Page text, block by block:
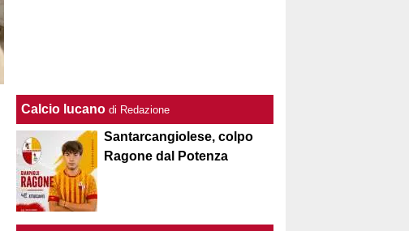
Calcio lucanodi Redazione
Santarcangiolese, colpo
Ragone dal Potenza